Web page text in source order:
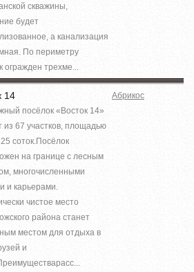
скважины,
будет
а канализация
По периметру
огражден трехме...
14
посёлок «Восток 14»
из 67 участков, площадью
соток.Посёлок
на границе с лесным
многочисленными
и карьерами.
чистое место
района станет
местом для отдыха в
и
Абрикос